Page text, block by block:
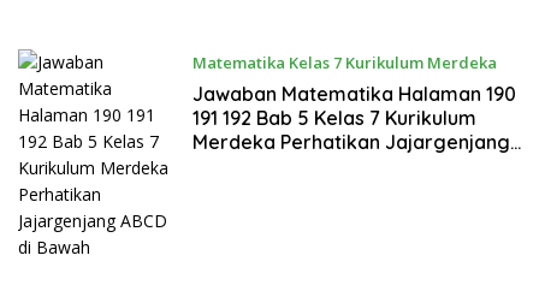
Matematika Kelas 7 Kurikulum Merdeka
Januari 27, 2024
Jawaban Matematika Halaman 190
191 192 Bab 5 Kelas 7 Kurikulum
Merdeka Perhatikan Jajargenjang